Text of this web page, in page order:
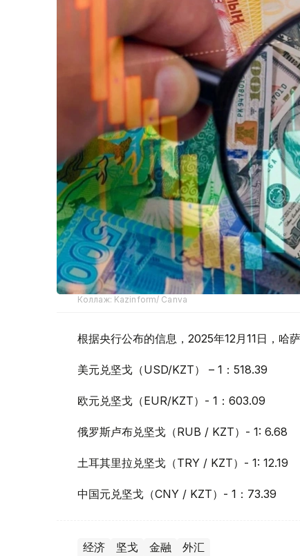
Коллаж: Kazinform/ Canva
根据央行公布的信息，2025年12月11日，哈
美元兑坚戈（USD/KZT） – 1：518.39
欧元兑坚戈（EUR/KZT）- 1：603.09
俄罗斯卢布兑坚戈（RUB / KZT）- 1: 6.68
土耳其里拉兑坚戈（TRY / KZT）- 1: 12.19
中国元兑坚戈（CNY / KZT）- 1：73.39
经济 坚戈 金融 外汇